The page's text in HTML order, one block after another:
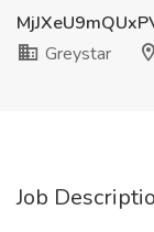
Greystar
Job